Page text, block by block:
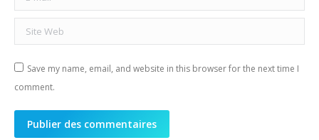
Site Web
Save my name, email, and website in this browser for the next time I
comment.
Publier des commentaires